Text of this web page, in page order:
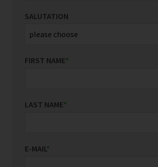
SALUTATION
FIRST NAME*
LAST NAME*
E-MAIL*